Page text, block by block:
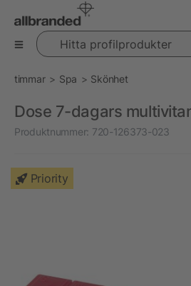
Hitta profilprodukter
timmar Spa Skönhet
Dose 7-dagars
Produktnummer: 720-126373-023
Priority